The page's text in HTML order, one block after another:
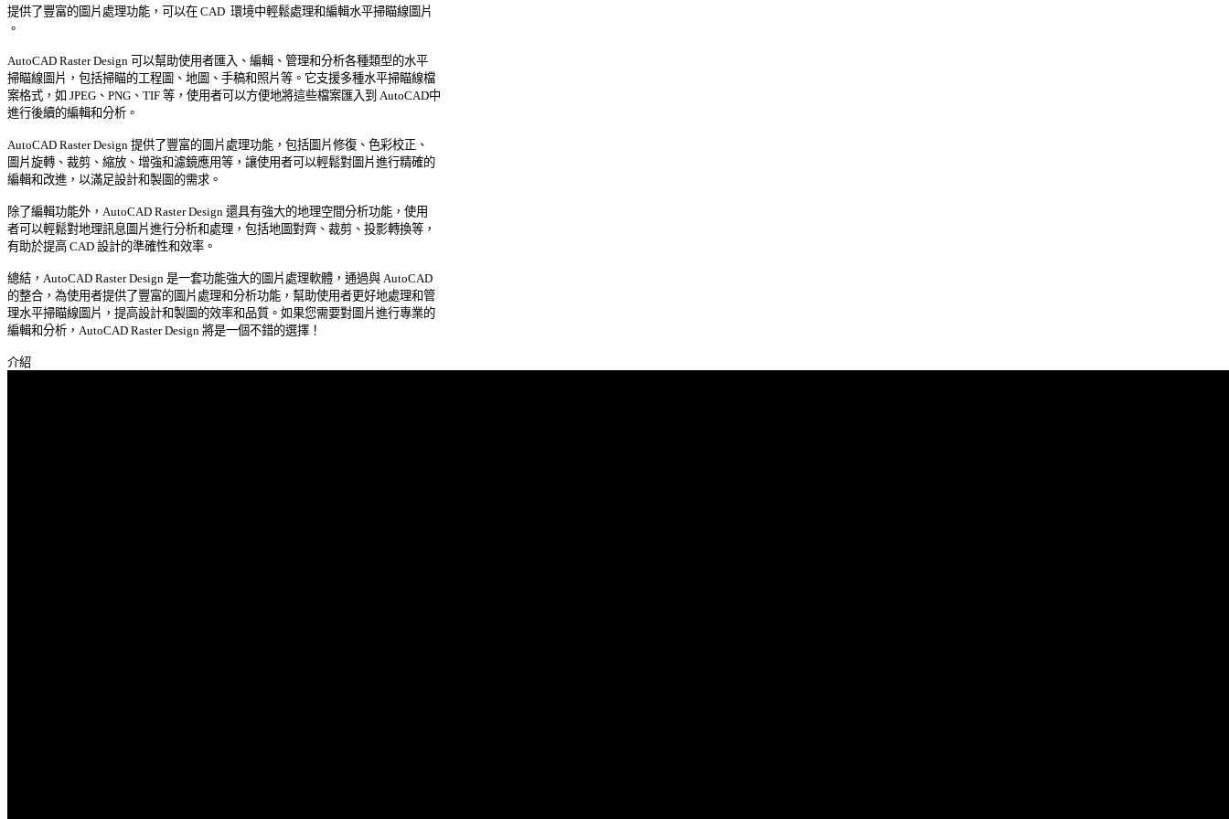
提供了豐富的圖片處理功能，可以在 CAD  環境中輕鬆處理和編輯水平掃瞄線圖片
。
AutoCAD Raster Design 可以幫助使用者匯入、編輯、管理和分析各種類型的水平
掃瞄線圖片，包括掃瞄的工程圖、地圖、手稿和照片等。它支援多種水平掃瞄線檔
案格式，如 JPEG、PNG、TIF 等，使用者可以方便地將這些檔案匯入到 AutoCAD中
進行後續的編輯和分析。
AutoCAD Raster Design 提供了豐富的圖片處理功能，包括圖片修復、色彩校正、
圖片旋轉、裁剪、縮放、增強和濾鏡應用等，讓使用者可以輕鬆對圖片進行精確的
編輯和改進，以滿足設計和製圖的需求。
除了編輯功能外，AutoCAD Raster Design 還具有強大的地理空間分析功能，使用
者可以輕鬆對地理訊息圖片進行分析和處理，包括地圖對齊、裁剪、投影轉換等，
有助於提高 CAD 設計的準確性和效率。
總結，AutoCAD Raster Design 是一套功能強大的圖片處理軟體，通過與 AutoCAD
的整合，為使用者提供了豐富的圖片處理和分析功能，幫助使用者更好地處理和管
理水平掃瞄線圖片，提高設計和製圖的效率和品質。如果您需要對圖片進行專業的
編輯和分析，AutoCAD Raster Design 將是一個不錯的選擇！